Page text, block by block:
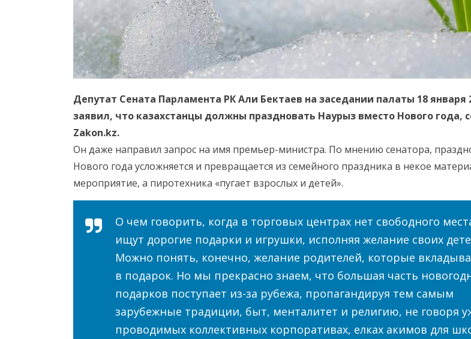
Депутат Сената Парламента РК Али Бектаев на заседании палаты 18 января
заявил, что казахстанцы должны праздновать Наурыз вместо Нового года,
Zakon.kz.
Он даже направил запрос на имя премьер-министра. По мнению сенатора,
Нового года усложняется и превращается из семейного праздника в некое
мероприятие, а пиротехника «пугает взрослых и детей».
О чем говорить, когда в торговых центрах нет свободного
ищут дорогие подарки и игрушки, исполняя желание своих
Можно понять, конечно, желание родителей, которые
в подарок. Но мы прекрасно знаем, что большая часть
подарков поступает из-за рубежа, пропагандируя тем самым
зарубежные традиции, быт, менталитет и религию, не говоря
проводимых коллективных корпоративах, елках акимов для